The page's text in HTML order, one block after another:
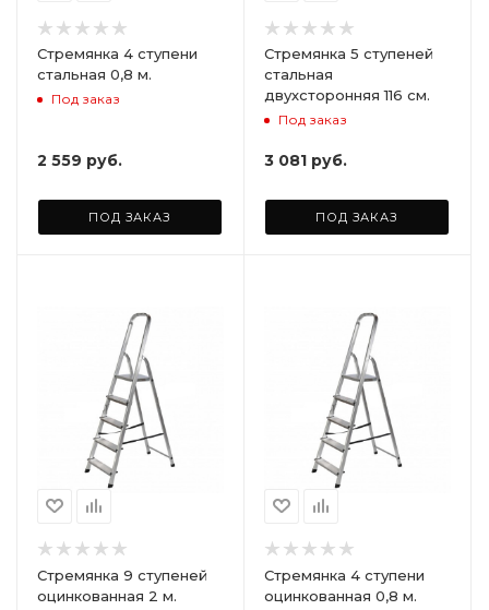
Стремянка 4 ступени
стальная 0,8 м.
Под заказ
2 559 руб.
ПОД ЗАКАЗ
Стремянка 5 ступеней
стальная
двухсторонняя 116 см.
Под заказ
3 081 руб.
ПОД ЗАКАЗ
Стремянка 9 ступеней
оцинкованная 2 м.
Стремянка 4 ступени
оцинкованная 0,8 м.